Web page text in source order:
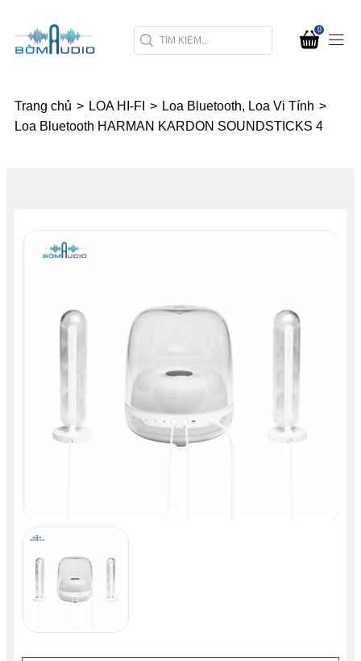
0
Trang chủ > LOA HI-FI > Loa Bluetooth, Loa Vi Tính >
Loa Bluetooth HARMAN KARDON SOUNDSTICKS 4